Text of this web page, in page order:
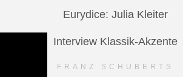
Eurydice: Julia Kleiter
Interview Klassik-Akzente
FRANZ SCHUBERTS